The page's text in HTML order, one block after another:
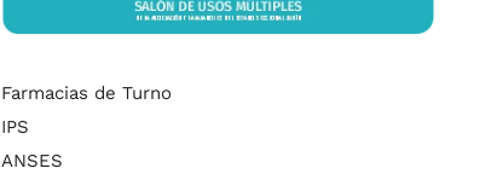
Farmacias de Turno
IPS
ANSES